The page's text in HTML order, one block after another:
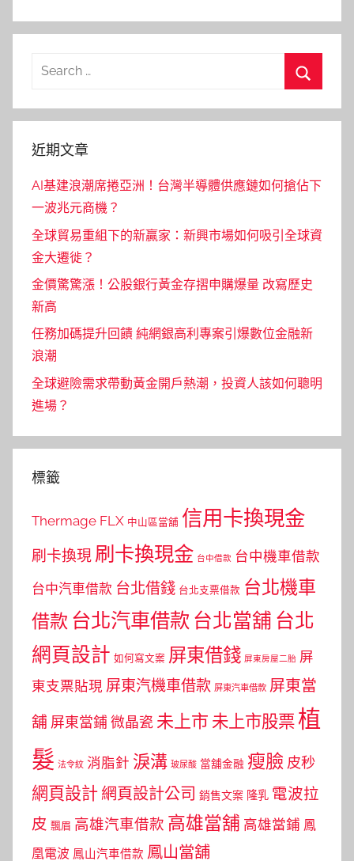
Search
近期文章
AI基建浪潮席捲亞洲！台灣半導體供應鏈如何搶佔下
一波兆元商機？
全球貿易重組下的新贏家：新興市場如何吸引全球資
金大遷徙？
金價驚驚漲！公股銀行黃金存摺申購爆量 改寫歷史
新高
任務加碼提升回饋 純網銀高利專案引爆數位金融新
浪潮
全球避險需求帶動黃金開戶熱潮，投資人該如何聰明
進場？
標籤
Thermage FLX 中山區當舖 信用卡換現金
刷卡換現 刷卡換現金 台中借款 台中機車借款
台中汽車借款 台北借錢 台北支票借款 台北機車
借款 台北汽車借款 台北當舖 台北
網頁設計 如何寫文案 屏東借錢 屏東房屋二胎 屏
東支票貼現 屏東汽機車借款 屏東汽車借款 屏東當
舖 屏東當鋪 微晶瓷 未上市 未上市股票植
髮 法令紋 消脂針 淚溝 玻尿酸 當舖金融 瘦臉 皮秒
網頁設計 網頁設計公司 銷售文案 隆乳 電波拉
皮 飄眉 高雄汽車借款 高雄當舖 高雄當鋪 鳳
凰電波 鳳山汽車借款 鳳山當舖